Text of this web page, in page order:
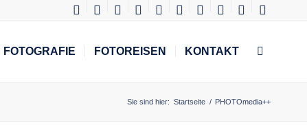
FOTOGRAFIE FOTOREISEN KONTAKT
Sie sind hier: Startseite / PHOTOmedia++